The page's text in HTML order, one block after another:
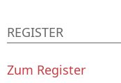
REGISTER
Zum Register